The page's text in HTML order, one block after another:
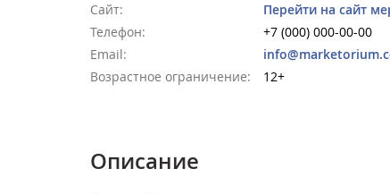
Сайт:
Перейти на сайт
Телефон:
+7 (000) 000-00-00
Email:
Возрастное ограничение:
12+
Описание